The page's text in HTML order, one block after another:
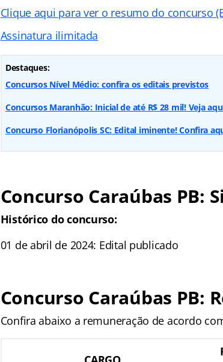
Clique aqui para ver o resumo do concurso
Assinatura ilimitada
Destaques:
Concursos Nível Médio: confira os editais previstos
Concursos Maranhão: Inicial de até R$ 28 mil! Veja
Concurso Florianópolis SC: Edital iminente! Confira
Concurso Caraúbas PB:
Histórico do concurso:
01 de abril de 2024: Edital publicado
Concurso Caraúbas PB:
Confira abaixo a remuneração de acordo